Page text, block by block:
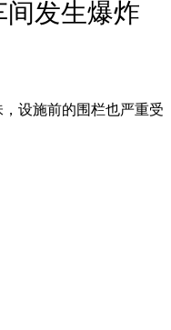
间发生爆炸
设施前的围栏也严重受